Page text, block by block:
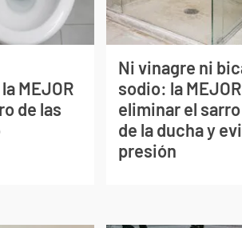
MEJOR
de las
Ni vinagre ni
sodio: la
eliminar el
de la ducha y
presión